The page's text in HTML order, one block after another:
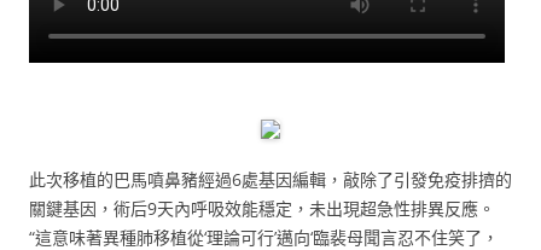
此次移植的巴馬噴鼻豬經過6處基因編輯，敲除了引發免疫排擠的
關鍵基因，術后9天內呼吸效能穩定，未出現超急性排異反應。
“這意味著異種肺移植從‘理論可行’邁向‘臨裴母聞言忍不住笑了，